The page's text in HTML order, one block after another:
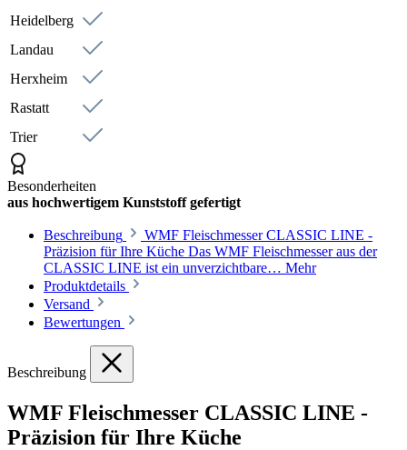
Heidelberg
Landau
Herxheim
Rastatt
Trier
Besonderheiten
aus hochwertigem Kunststoff gefertigt
Beschreibung
WMF Fleischmesser CLASSIC LINE -
Präzision für Ihre Küche Das WMF Fleischmesser aus der
CLASSIC LINE ist ein unverzichtbare… Mehr
Produktdetails
Versand
Bewertungen
Beschreibung
WMF Fleischmesser CLASSIC LINE -
Präzision für Ihre Küche